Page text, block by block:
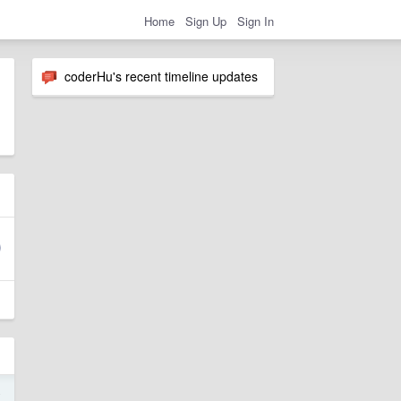
Home Sign Up Sign In
coderHu's recent timeline updates